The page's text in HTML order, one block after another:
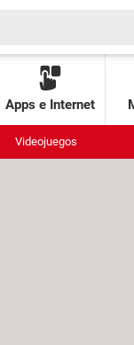
Apps e Internet
Videojuegos